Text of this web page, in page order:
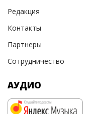
Редакция
Контакты
Партнеры
Сотрудничество
АУДИО